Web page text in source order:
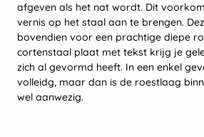
afgeven als het nat wordt. Dit
vernis op het staal aan te brengen.
bovendien voor een prachtige diepe
cortenstaal plaat met tekst krijg je
zich al gevormd heeft. In een enkel
volleidg, maar dan is de roestlaag
wel aanwezig.